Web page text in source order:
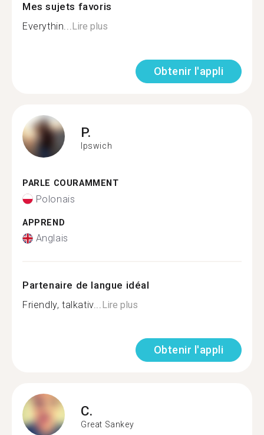
Mes sujets favoris
Everythin...Lire plus
Obtenir l'appli
P.
Ipswich
PARLE COURAMMENT
Polonais
APPREND
Anglais
Partenaire de langue idéal
Friendly, talkativ...Lire plus
Obtenir l'appli
C.
Great Sankey